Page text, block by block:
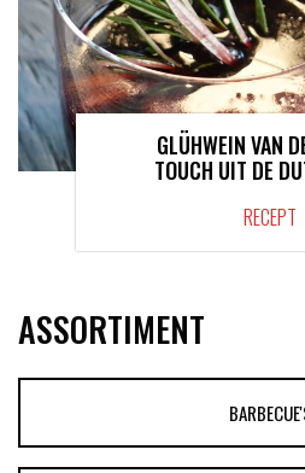
GLÜHWEIN VAN
TOUCH UIT DE
RECEPT
ASSORTIMENT